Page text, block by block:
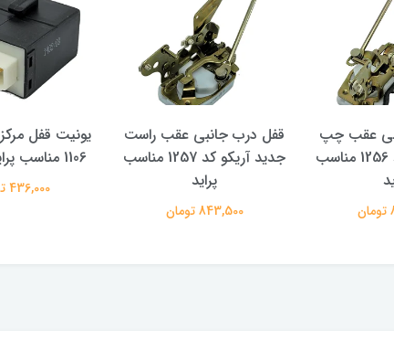
عقب چپ
جدید آریکو کد 1256 مناسب
قفل درب جانبی عقب راست
جدید آریکو کد 1257 مناسب
پراید
843,500 تومان
یونیت قفل
1106 مناسب پراید و پیکان
436,000 تومان